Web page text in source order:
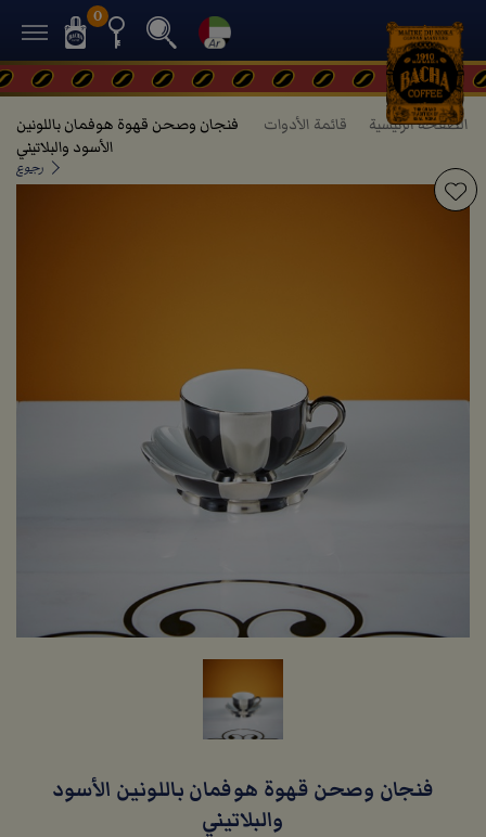
0
الصفحة الرئيسية قائمة الأدوات
فنجان وصحن قهوة هوفمان باللونين
الأسود والبلاتيني
رجوع
فنجان وصحن قهوة هوفمان باللونين الأسود
والبلاتيني